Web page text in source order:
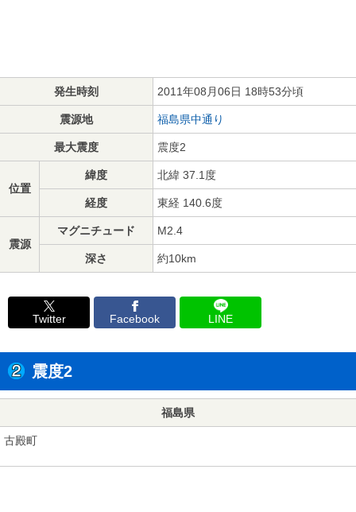
発生時刻 2011年08月06日 18時53分頃
震源地 福島県中通り
最大震度 震度2
位置
緯度 北緯 37.1度
経度 東経 140.6度
震源
マグニチュード M2.4
深さ 約10km
Twitter Facebook LINE
震度2
福島県
古殿町